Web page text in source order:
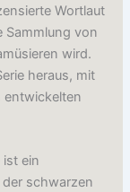
Wortlaut
Sammlung von
wird.
heraus, mit
entwickelten
ein
schwarzen